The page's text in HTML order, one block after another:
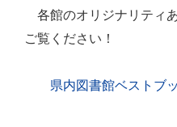
各館のオリジナリティ
ご覧ください！
県内図書館ベストブ